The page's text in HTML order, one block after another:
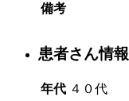
備考
患者さん情報
年代 ４０代